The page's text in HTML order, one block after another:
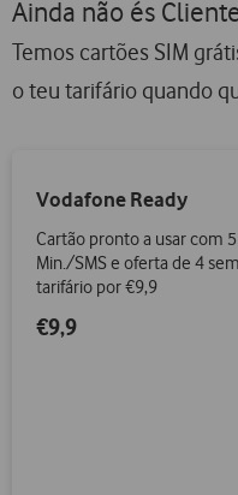
Ainda não és
Temos cartões SIM
o teu tarifário quando
Vodafone Ready
Cartão pronto a usar com
Min./SMS e oferta de 4
tarifário por €9,9
€9,9